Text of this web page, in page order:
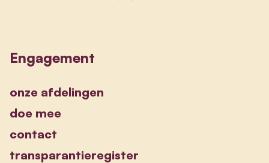
Engagement
onze afdelingen
doe mee
contact
transparantieregister